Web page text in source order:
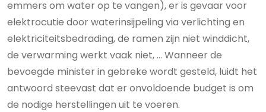
emmers om water op te vangen), er is gevaar voor
elektrocutie door waterinsijpeling via verlichting en
elektriciteitsbedrading, de ramen zijn niet winddicht,
de verwarming werkt vaak niet, … Wanneer de
bevoegde minister in gebreke wordt gesteld, luidt het
antwoord steevast dat er onvoldoende budget is om
de nodige herstellingen uit te voeren.